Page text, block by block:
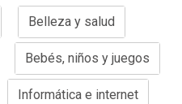
Belleza y salud
Bebés, niños y juegos
Informática e internet